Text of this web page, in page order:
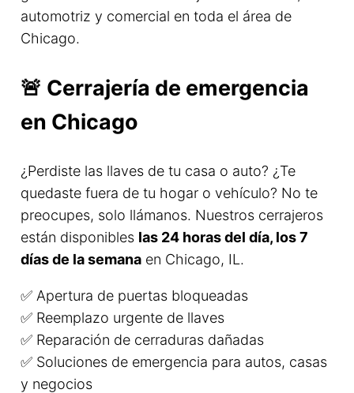
automotriz y comercial en toda el área de
Chicago.
🚨 Cerrajería de emergencia
en Chicago
¿Perdiste las llaves de tu casa o auto? ¿Te
quedaste fuera de tu hogar o vehículo? No te
preocupes, solo llámanos. Nuestros cerrajeros
están disponibles las 24 horas del día, los 7
días de la semanaen Chicago, IL.
✅ Apertura de puertas bloqueadas
✅ Reemplazo urgente de llaves
✅ Reparación de cerraduras dañadas
✅ Soluciones de emergencia para autos, casas
y negocios